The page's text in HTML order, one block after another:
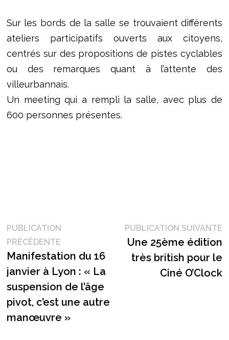
Sur les bords de la salle se trouvaient différents
ateliers participatifs ouverts aux citoyens,
centrés sur des propositions de pistes cyclables
ou des remarques quant à l’attente des
villeurbannais.
Un meeting qui a rempli la salle, avec plus de
600 personnes présentes.
Navigation
de
l’article
PUBLICATION
PRÉCÉDENTEPublication
précédente :
Manifestation du 16
janvier à Lyon : « La
suspension de l’âge
pivot, c’est une autre
manœuvre »
PUBLICATION SUIVANTE
Une 25ème édition
très british pour le
Ciné O’Clock